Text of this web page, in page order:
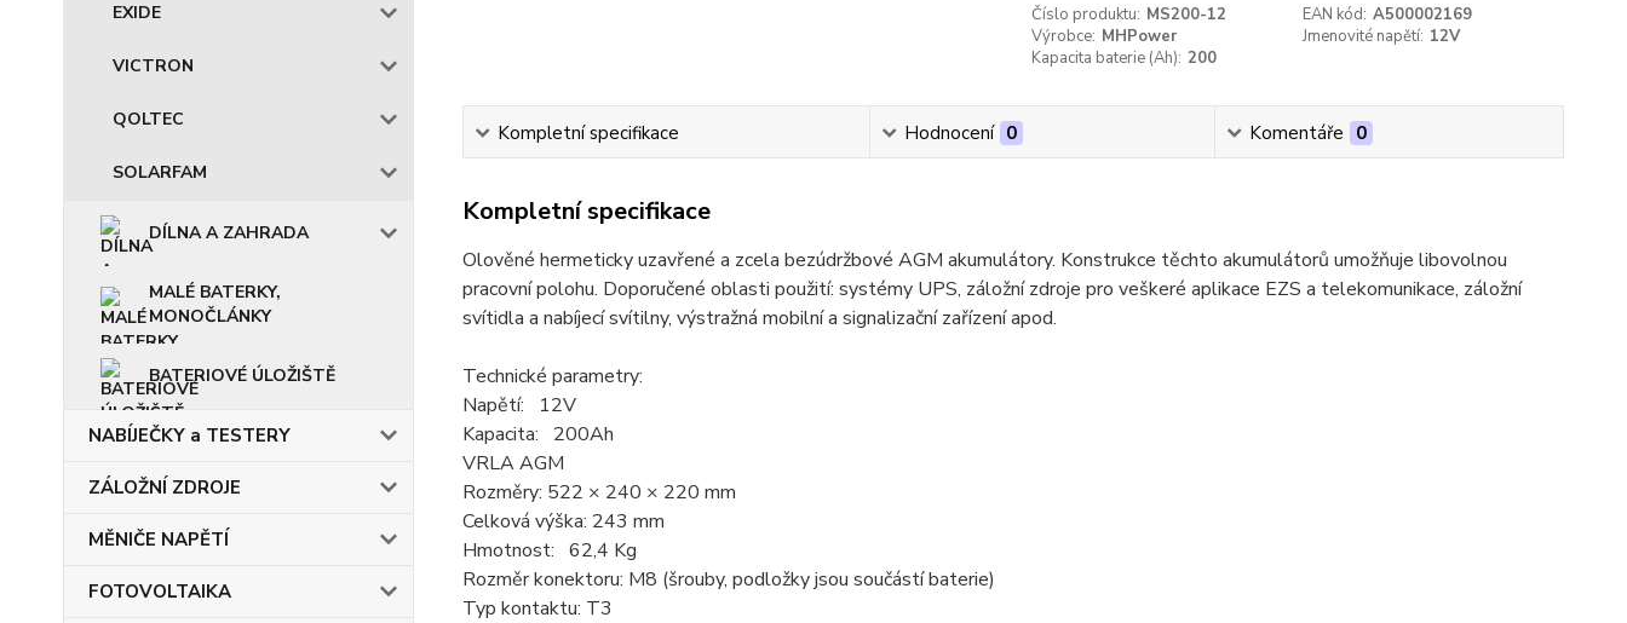
EXIDE
VICTRON
QOLTEC
SOLARFAM
DÍLNA A ZAHRADA
MALÉ BATERKY,
MONOČLÁNKY
BATERIOVÉ ÚLOŽIŠTĚ
NABÍJEČKY a TESTERY
ZÁLOŽNÍ ZDROJE
MĚNIČE NAPĚTÍ
FOTOVOLTAIKA
Číslo produktu: MS200-12 EAN kód: A500002169
Výrobce: MHPower Jmenovité napětí: 12V
Kapacita baterie (Ah): 200
Kompletní specifikace Hodnocení 0 Komentáře 0
Kompletní specifikace
Olověné hermeticky uzavřené a zcela bezúdržbové AGM akumulátory. Konstrukce těchto akumulátorů umožňuje libovolnou
pracovní polohu. Doporučené oblasti použití: systémy UPS, záložní zdroje pro veškeré aplikace EZS a telekomunikace, záložní
svítidla a nabíjecí svítilny, výstražná mobilní a signalizační zařízení apod.
Technické parametry:
Napětí: 12V
Kapacita: 200Ah
VRLA AGM
Rozměry: 522 × 240 × 220 mm
Celková výška: 243 mm
Hmotnost: 62,4 Kg
Rozměr konektoru: M8 (šrouby, podložky jsou součástí baterie)
Typ kontaktu: T3